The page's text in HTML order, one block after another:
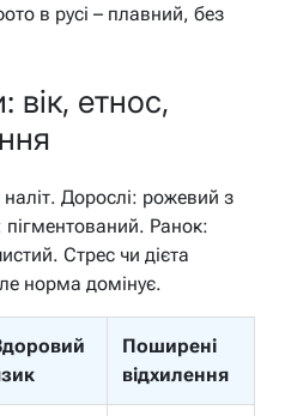
в русі – плавний, без
вік, етнос,
Дорослі: рожевий з
Ранок:
Стрес чи дієта
норма домінує.
Поширені
відхилення